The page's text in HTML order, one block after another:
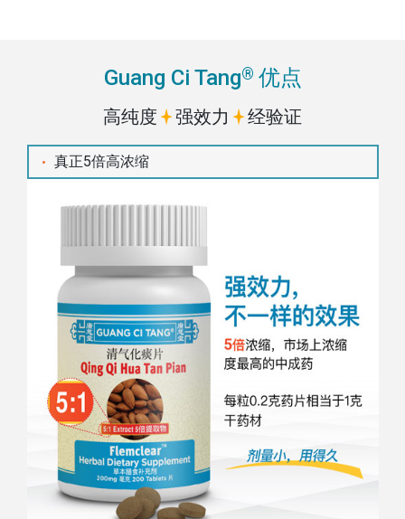
Guang Ci Tang® 优点
高纯度 强效力 经验证
真正5倍高浓缩